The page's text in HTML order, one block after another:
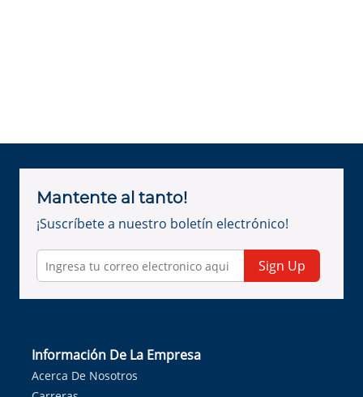
Mantente al tanto!
¡Suscríbete a nuestro boletín electrónico!
Sign Up
Información De La Empresa
Acerca De Nosotros